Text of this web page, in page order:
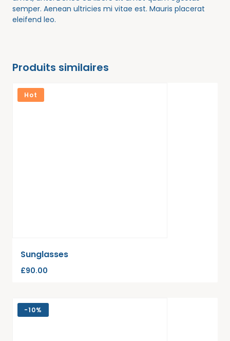
semper. Aenean ultricies mi vitae est. Mauris placerat
eleifend leo.
Produits similaires
Hot
Sunglasses
£90.00
-10%